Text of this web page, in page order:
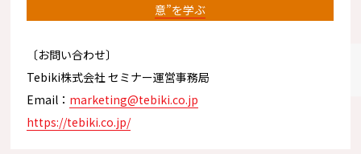
意”を学ぶ
〔お問い合わせ〕
Tebiki株式会社 セミナー運営事務局
Email： marketing@tebiki.co.jp
https://tebiki.co.jp/